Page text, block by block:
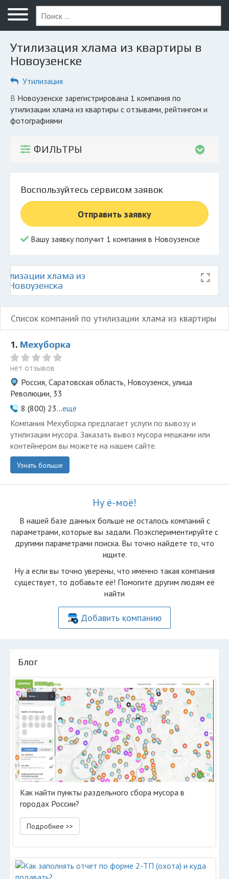
Меню
Главная
Вопрос юристу
Вывоз
КОМПАНИЯМ
© 2026 Все права защищены
Утилизация хлама из квартиры в
Новоузенске
Утилизация
в Новоузенске зарегистрирована 1 компания по
утилизации хлама из квартиры с отзывами, рейтингом и
фотографиями
ФИЛЬТРЫ
Воспользуйтесь сервисом заявок
Отправить заявку
Вашу заявку получит 1 компания в Новоузенске
хлама из
Новоузенска
Список компаний по утилизации хлама из квартиры
1. Мехуборка
нет отзывов
Россия, Саратовская область, Новоузенск, улица
Революции, 33
8 (800) 23...ещё
Компания Мехуборка предлагает услуги по вывозу и
утилизации мусора. Заказать вывоз мусора мешками или
контейнером вы можете на нашем сайте.
Узнать больше
Ну ё-моё!
В нашей базе данных больше не осталоcь компаний с
параметрами, которые вы задали. Поэкспериментируйте с
другими параметрами поиска. Вы точно найдете то, что
ищите.
Ну а если вы точно уверены, что именно такая компания
существует, то добавьте её! Помогите другим людям её
найти
Добавить компанию
Блог
Как найти пункты раздельного сбора мусора в
городах России?
Подробнее >>